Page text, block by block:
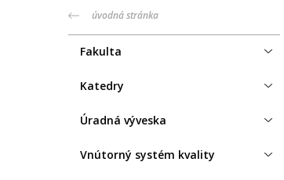
PF
menu
úvodná stránka
Fakulta
Katedry
Úradná výveska
Vnútorný systém kvality